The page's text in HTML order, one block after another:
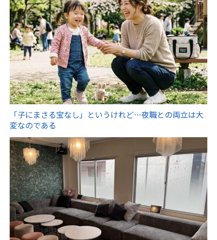
「子にまさる宝なし」というけれど…夜職との両立は大
変なのである